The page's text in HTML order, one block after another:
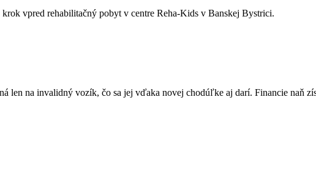
vpred rehabilitačný pobyt v centre Reha-Kids v Banskej Bystrici.
len na invalidný vozík, čo sa jej vďaka novej chodúľke aj darí. Financie naň